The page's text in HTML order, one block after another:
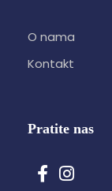
O nama
Kontakt
Pratite nas